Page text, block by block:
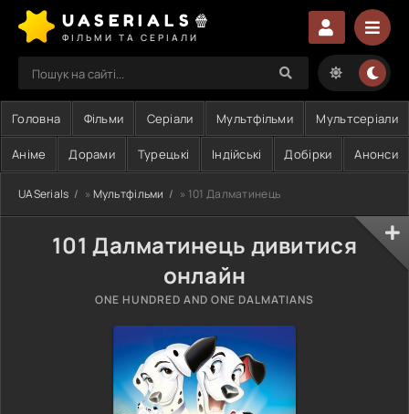
UASERIALS🍿
ФІЛЬМИ ТА СЕРІАЛИ
Головна Фільми Серіали Мультфільми Мультсеріали
Аніме Дорами Турецькі Індійські Добірки Анонси
UASerials » Мультфільми » 101 Далматинець
101 Далматинець дивитися
онлайн
ONE HUNDRED AND ONE DALMATIANS